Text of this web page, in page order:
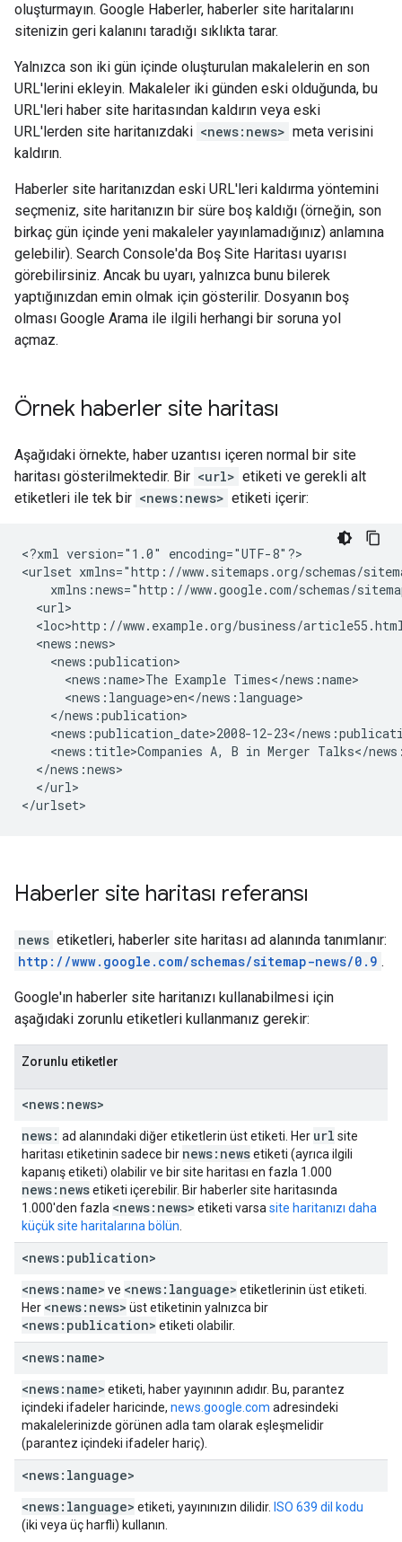
oluşturmayın. Google Haberler, haberler site haritalarını
sitenizin geri kalanını taradığı sıklıkta tarar.
Yalnızca son iki gün içinde oluşturulan makalelerin en son
URL'lerini ekleyin. Makaleler iki günden eski olduğunda, bu
URL'leri haber site haritasından kaldırın veya eski
URL'lerden site haritanızdaki <news:news> meta verisini
kaldırın.
Haberler site haritanızdan eski URL'leri kaldırma yöntemini
seçmeniz, site haritanızın bir süre boş kaldığı (örneğin, son
birkaç gün içinde yeni makaleler yayınlamadığınız) anlamına
gelebilir). Search Console'da Boş Site Haritası uyarısı
görebilirsiniz. Ancak bu uyarı, yalnızca bunu bilerek
yaptığınızdan emin olmak için gösterilir. Dosyanın boş
olması Google Arama ile ilgili herhangi bir soruna yol
açmaz.
Örnek haberler site haritası
Aşağıdaki örnekte, haber uzantısı içeren normal bir site
haritası gösterilmektedir. Bir <url> etiketi ve gerekli alt
etiketleri ile tek bir <news:news> etiketi içerir:
<?xml version="1.0" encoding="UTF-8"?>
<urlset xmlns="http://www.sitemaps.org/schemas/
xmlns:news="http://www.google.com/schemas/
  <url>
<loc>http://www.example.org/business/
  <news:news>
    <news:publication>
      <news:name>The Example Times</news:name>
      <news:language>en</news:language>
    </news:publication>
<news:publication_date>2008-12-23</
<news:title>Companies A, B in Merger Talks</
  </news:news>
  </url>
</urlset>
Haberler site haritası referansı
news etiketleri, haberler site haritası ad alanında tanımlanır:
http://www.google.com/schemas/sitemap-news/0.9 .
Google'ın haberler site haritanızı kullanabilmesi için
aşağıdaki zorunlu etiketleri kullanmanız gerekir:
Zorunlu etiketler
<news:news>
news: ad alanındaki diğer etiketlerin üst etiketi. Her url site
haritası etiketinin sadece bir news:newsetiketi (ayrıca ilgili
kapanış etiketi) olabilir ve bir site haritası en fazla 1.000
news:newsetiketi içerebilir. Bir haberler site haritasında
1.000'den fazla <news:news> etiketi varsa site haritanızı daha
küçük site haritalarına bölün
<news:publication>
<news:name> ve <news:language> etiketlerinin üst etiketi.
Her <news:news> üst etiketinin yalnızca bir
<news:publication> etiketi olabilir.
<news:name>
<news:name> etiketi, haber yayınının adıdır. Bu, parantez
içindeki ifadeler haricinde, news.google.com adresindeki
makalelerinizde görünen adla tam olarak eşleşmelidir
(parantez içindeki ifadeler hariç).
<news:language>
<news:language> etiketi, yayınınızın dilidir. ISO 639 dil kodu
(iki veya üç harfli) kullanın.